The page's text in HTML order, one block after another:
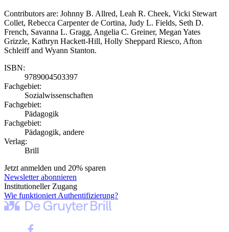
Contributors are: Johnny B. Allred, Leah R. Cheek, Vicki Stewart
Collet, Rebecca Carpenter de Cortina, Judy L. Fields, Seth D.
French, Savanna L. Gragg, Angelia C. Greiner, Megan Yates
Grizzle, Kathryn Hackett-Hill, Holly Sheppard Riesco, Afton
Schleiff and Wyann Stanton.
ISBN:
9789004503397
Fachgebiet:
Sozialwissenschaften
Fachgebiet:
Pädagogik
Fachgebiet:
Pädagogik, andere
Verlag:
Brill
Jetzt anmelden und 20% sparen
Newsletter abonnieren
Institutioneller Zugang
Wie funktioniert Authentifizierung?